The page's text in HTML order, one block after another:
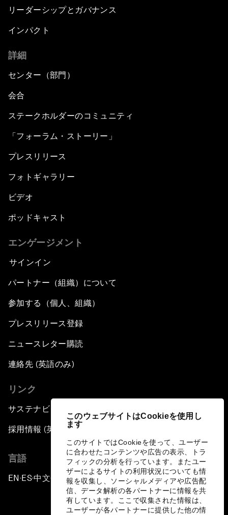
このウェブサイトはCookieを使用し
ます
このサイトではCookieを使って、ユーザー
に合わせたコンテンツや広告の表示、トラ
フィックの分析を行っています。またユー
ザーによるサイトの利用状況についても情
報を収集し、ソーシャルメディアや広告配
信、データ解析の各パートナーに情報を共
有しています。ここで収集された情報は、
ユーザーが各パートナーに提供した他の情
リーダーシップとガバナンス
インパクト
詳細
センター（部門）
会合
ステークホルダーのコミュニティ
「フォーラム・ストーリー」
プレスリリース
フォトギャラリー
ビデオ
ポッドキャスト
エンゲージメント
サインイン
パートナー（組織）について
参加する（個人、組織）
プレスリリース登録
ニュースレター購読
連絡先 (英語のみ)
リンク
サステナビリティへの取り組み
採用情報 (英語のみ)
言語
EN ▪ES▪中文▪ 日本語